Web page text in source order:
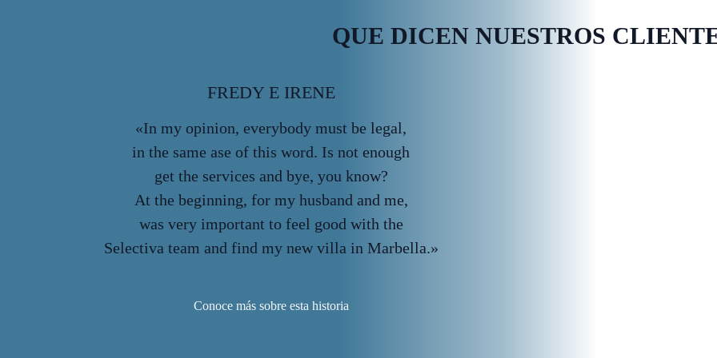
QUE DICEN NUESTROS
FREDY E IRENE
«In my opinion, everybody must be legal,
in the same ase of this word. Is not enough
get the services and bye, you know?
At the beginning, for my husband and me,
was very important to feel good with the
Selectiva team and find my new villa in Marbella.»
Conoce más sobre esta historia